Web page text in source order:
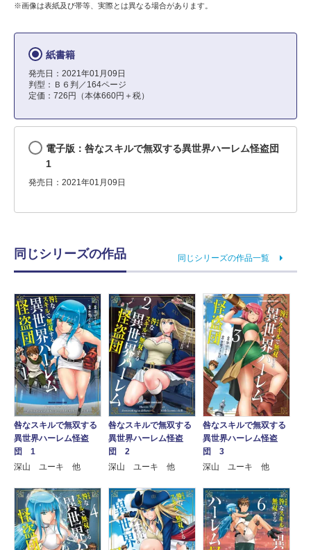
※画像は表紙及び帯等、実際とは異なる場合があります。
紙書籍
発売日：2021年01月09日
判型：Ｂ６判／164ページ
定価：726円（本体660円＋税）
電子版：咎なスキルで無双する異世界ハーレム怪盗団
1
発売日：2021年01月09日
同じシリーズの作品 同じシリーズの作品一覧
咎なスキルで無双する
異世界ハーレム怪盗
団 1
深山 ユーキ 他
咎なスキルで無双する
異世界ハーレム怪盗
団 2
深山 ユーキ 他
咎なスキルで無双する
異世界ハーレム怪盗
団 3
深山 ユーキ 他